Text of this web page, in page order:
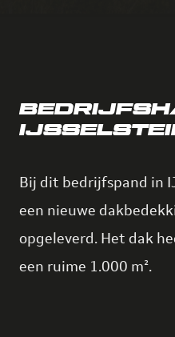
Bij dit bedrijfspand in
een nieuwe
opgeleverd. Het dak
een ruime 1.000 m².